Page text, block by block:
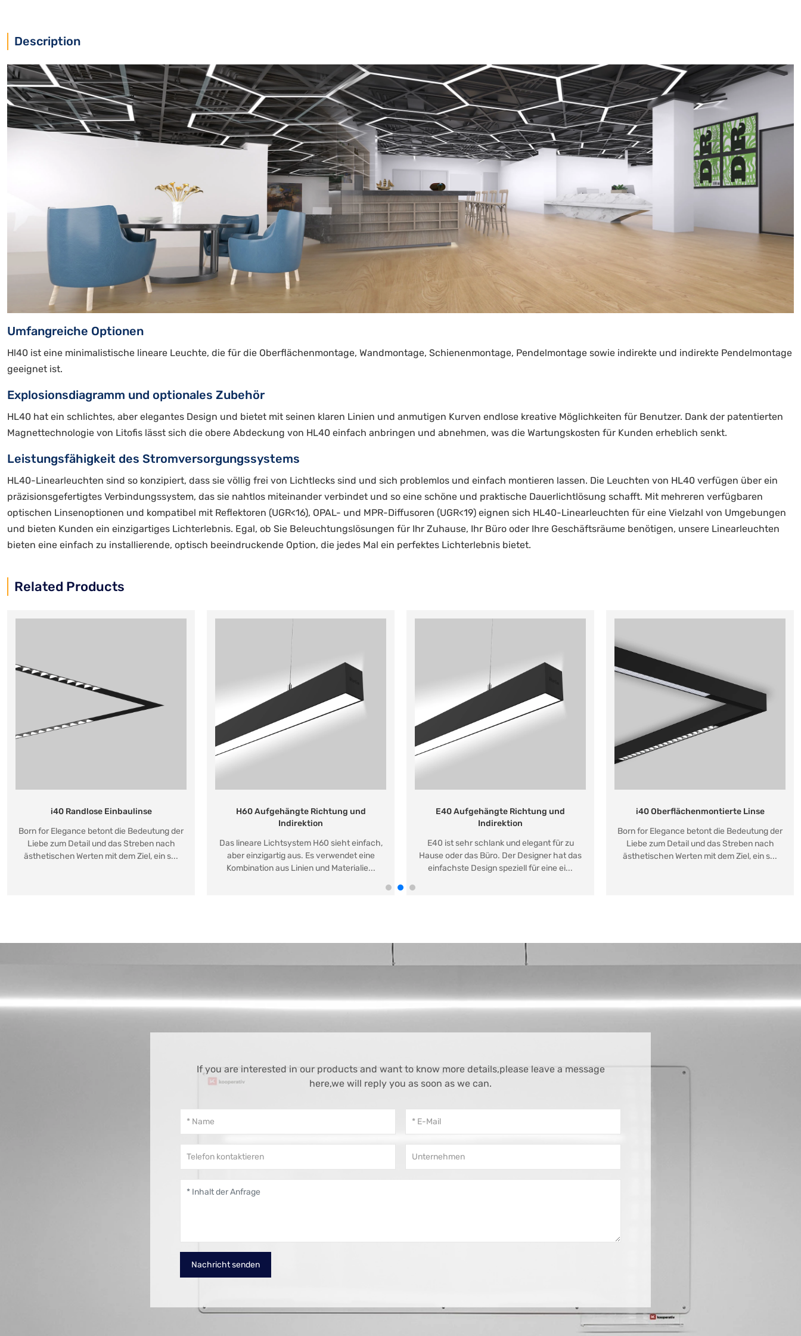
Description
Umfangreiche Optionen
Hl40 ist eine minimalistische lineare Leuchte, die für die Oberflächenmontage, Wandmontage, Schienenmontage, Pendelmontage sowie indirekte und indirekte Pendelmontage
geeignet ist.
Explosionsdiagramm und optionales Zubehör
HL40 hat ein schlichtes, aber elegantes Design und bietet mit seinen klaren Linien und anmutigen Kurven endlose kreative Möglichkeiten für Benutzer. Dank der patentierten
Magnettechnologie von Litofis lässt sich die obere Abdeckung von HL40 einfach anbringen und abnehmen, was die Wartungskosten für Kunden erheblich senkt.
Leistungsfähigkeit des Stromversorgungssystems
HL40-Linearleuchten sind so konzipiert, dass sie völlig frei von Lichtlecks sind und sich problemlos und einfach montieren lassen. Die Leuchten von HL40 verfügen über ein
präzisionsgefertigtes Verbindungssystem, das sie nahtlos miteinander verbindet und so eine schöne und praktische Dauerlichtlösung schafft. Mit mehreren verfügbaren
optischen Linsenoptionen und kompatibel mit Reflektoren (UGR<16), OPAL- und MPR-Diffusoren (UGR<19) eignen sich HL40-Linearleuchten für eine Vielzahl von Umgebungen
und bieten Kunden ein einzigartiges Lichterlebnis. Egal, ob Sie Beleuchtungslösungen für Ihr Zuhause, Ihr Büro oder Ihre Geschäftsräume benötigen, unsere Linearleuchten
bieten eine einfach zu installierende, optisch beeindruckende Option, die jedes Mal ein perfektes Lichterlebnis bietet.
Related Products
i40 Randlose Einbaulinse
Born for Elegance betont die Bedeutung der
Liebe zum Detail und das Streben nach
ästhetischen Werten mit dem Ziel, ein s...
H60 Aufgehängte Richtung und
Indirektion
Das lineare Lichtsystem H60 sieht einfach,
aber einzigartig aus. Es verwendet eine
Kombination aus Linien und Materialie...
E40 Aufgehängte Richtung und
Indirektion
E40 ist sehr schlank und elegant für zu
Hause oder das Büro. Der Designer hat das
einfachste Design speziell für eine ei...
i40 Oberflächenmontierte Linse
Born for Elegance betont die Bedeutung der
Liebe zum Detail und das Streben nach
ästhetischen Werten mit dem Ziel, ein s...
If you are interested in our products and want to know more details,please leave a message
here,we will reply you as soon as we can.
Nachricht senden